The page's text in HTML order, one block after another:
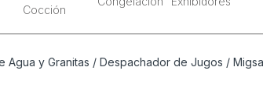
Cocción
Agua y Granitas / Despachador de Jugos /